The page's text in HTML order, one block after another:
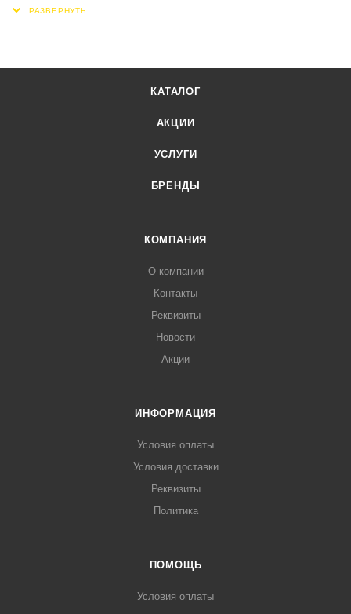
КАТАЛОГ
АКЦИИ
УСЛУГИ
БРЕНДЫ
КОМПАНИЯ
О компании
Контакты
Реквизиты
Новости
Акции
ИНФОРМАЦИЯ
Условия оплаты
Условия доставки
Реквизиты
Политика
ПОМОЩЬ
Условия оплаты